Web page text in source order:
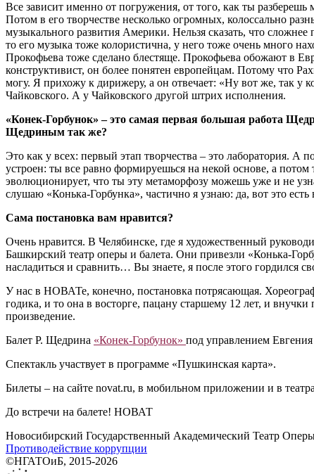
Все зависит именно от погружения, от того, как ты
Потом в его творчестве несколько огромных, колоссально
музыкального развития Америки. Нельзя сказать, что
то его музыка тоже колористична, у него тоже очень много
Прокофьева тоже сделано блестяще. Прокофьева обожают в
конструктивист, он более понятен европейцам. Потому что
могу. Я прихожу к дирижеру, а он отвечает: «Ну вот же, так
Чайковского. А у Чайковского другой штрих исполнения.
«Конек-Горбунок» ‒ это самая первая большая работа
Щедриным так же?
Это как у всех: первый этап творчества – это лаборатория. А
устроен: ты все равно формируешься на некой основе, а
эволюционирует, что ты эту метаморфозу можешь уже и не
слушаю «Конька-Горбунка», частично я узнаю: да, вот это
Сама постановка вам нравится?
Очень нравится. В Челябинске, где я художественный
Башкирский театр оперы и балета. Они привезли «Конька-
насладиться и сравнить… Вы знаете, я после этого гордился
У нас в НОВАТе, конечно, постановка потрясающая.
годика, и то она в восторге, пацану старшему 12 лет, и
произведение.
Балет Р. Щедрина «Конек-Горбунок» под управлением
Спектакль участвует в программе «Пушкинская карта».
Билеты ‒ на сайте novat.ru, в мобильном приложении и в
До встречи на балете! НОВАТ
Новосибирский Государственный Академический Театр
Противодействие коррупции
©НГАТОиБ, 2015-2026